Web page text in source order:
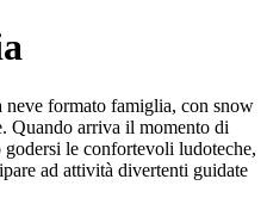
formato famiglia, con snow
Quando arriva il momento di
le confortevoli ludoteche,
ad attività divertenti guidate